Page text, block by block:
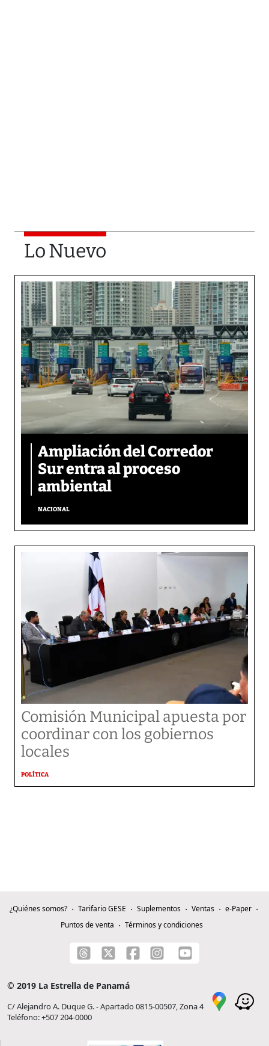
Lo Nuevo
Ampliación del Corredor
Sur entra al proceso
ambiental
NACIONAL
Comisión Municipal apuesta por
coordinar con los gobiernos
locales
POLÍTICA
¿Quiénes somos? Tarifario GESE Suplementos Ventas
e-Paper
Puntos de venta
Términos y condiciones
© 2019 La Estrella de Panamá
C/ Alejandro A. Duque G. - Apartado 0815-00507, Zona 4
Teléfono: +507 204-0000